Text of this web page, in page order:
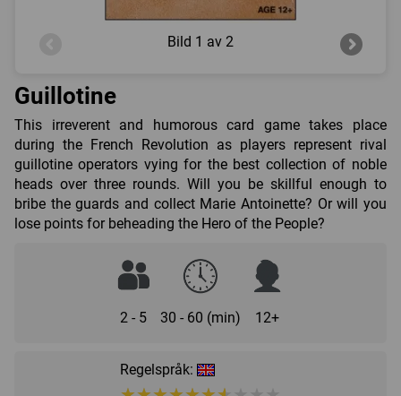
Bild 1 av 2
Guillotine
This irreverent and humorous card game takes place
during the French Revolution as players represent rival
guillotine operators vying for the best collection of noble
heads over three rounds. Will you be skillful enough to
bribe the guards and collect Marie Antoinette? Or will you
lose points for beheading the Hero of the People?
2 - 5 30 - 60 (min) 12+
Regelspråk: